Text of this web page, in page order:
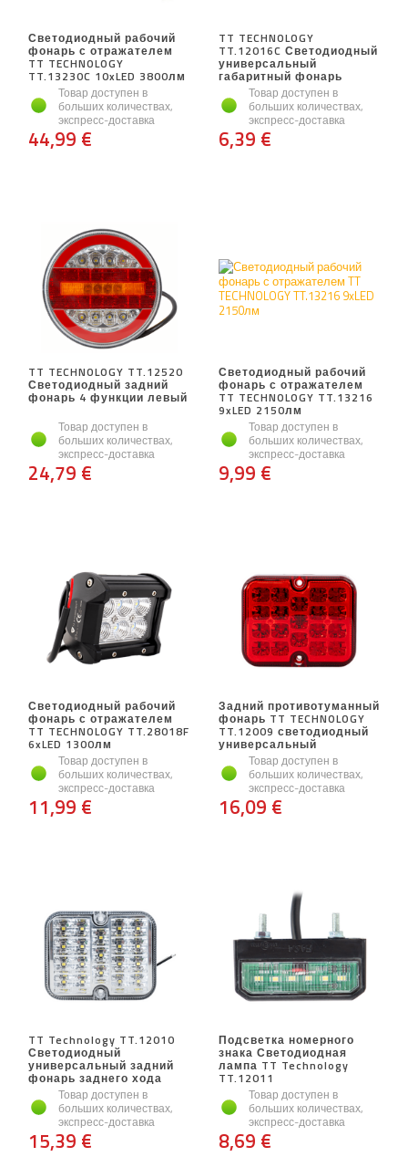
Светодиодный рабочий
фонарь с отражателем
TT TECHNOLOGY
TT.13230C 10xLED 3800лм
Товар доступен в
больших количествах,
экспресс-доставка
44,99 €
TT TECHNOLOGY
TT.12016C Светодиодный
универсальный
габаритный фонарь
Товар доступен в
больших количествах,
экспресс-доставка
6,39 €
TT TECHNOLOGY TT.12520
Светодиодный задний
фонарь 4 функции левый
Товар доступен в
больших количествах,
экспресс-доставка
24,79 €
Светодиодный рабочий
фонарь с отражателем
TT TECHNOLOGY TT.13216
9xLED 2150лм
Товар доступен в
больших количествах,
экспресс-доставка
9,99 €
Светодиодный рабочий
фонарь с отражателем
TT TECHNOLOGY TT.28018F
6xLED 1300лм
Товар доступен в
больших количествах,
экспресс-доставка
11,99 €
Задний противотуманный
фонарь TT TECHNOLOGY
TT.12009 светодиодный
универсальный
Товар доступен в
больших количествах,
экспресс-доставка
16,09 €
TT Technology TT.12010
Светодиодный
универсальный задний
фонарь заднего хода
Товар доступен в
больших количествах,
экспресс-доставка
15,39 €
Подсветка номерного
знака Светодиодная
лампа TT Technology
TT.12011
Товар доступен в
больших количествах,
экспресс-доставка
8,69 €